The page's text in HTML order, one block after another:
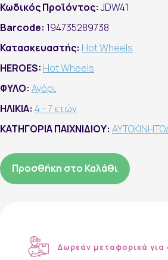
Κωδικός Προϊόντος: JDW41
Barcode: 194735289738
Κατασκευαστής: Hot Wheels
HEROES: Hot Wheels
ΦΥΛΟ: Αγόρι
ΗΛΙΚΙΑ: 4 - 7 ετών
ΚΑΤΗΓΟΡΙΑ ΠΑΙΧΝΙΔΙΟΥ:
Προσθήκη στο Καλάθι
Δωρεάν μεταφορικά